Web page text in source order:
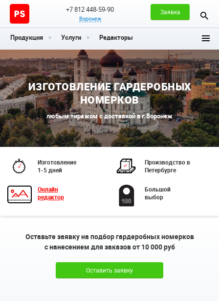
+7 812 448-59-90
Воронеж
Заявка
Продукция Услуги Редакторы
ИЗГОТОВЛЕНИЕ ГАРДЕРОБНЫХ
НОМЕРКОВ
любым тиражом с доставкой в г.Воронеж
Изготовление
1-5 дней
Производство в
Петербурге
Онлайн
редактор
Большой
выбор
Оставьте заявку на подбор гардеробных номерков
с нанесением для заказов от 10 000 руб
Оставить заявку